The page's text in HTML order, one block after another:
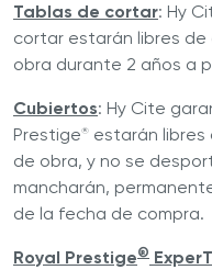
Tablas de cortar: Hy
cortar estarán libres
obra durante 2 años a
Cubiertos: Hy Cite
Prestige® estarán
de obra, y no se
mancharán,
de la fecha de compra.
Royal Prestige®